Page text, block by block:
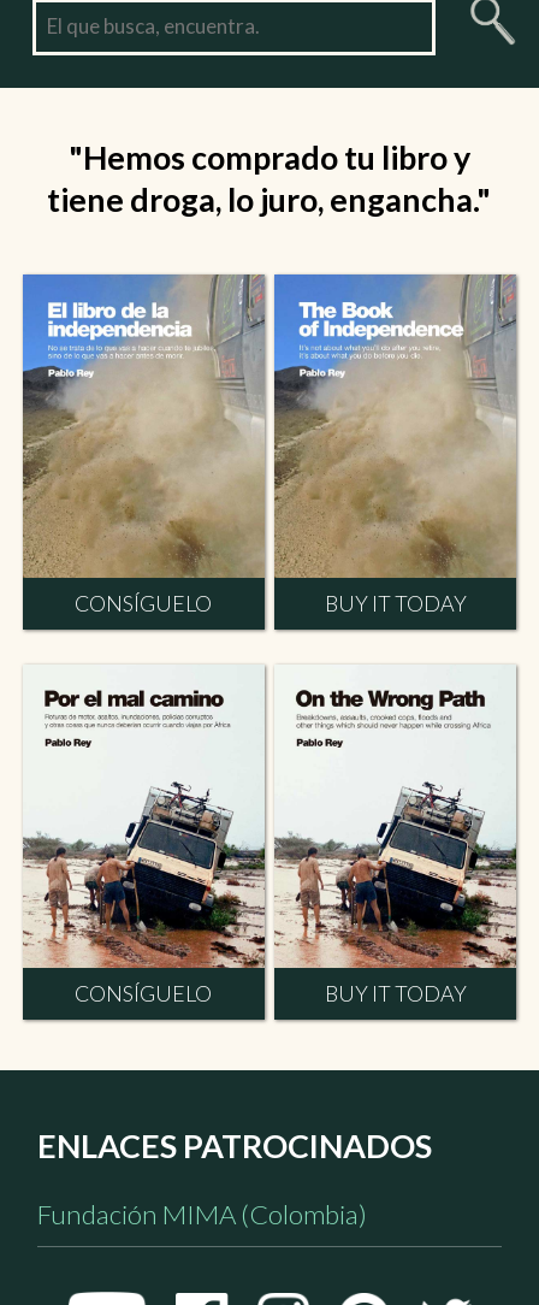
"I've been reading your stories
for 2 hours and can't stop."
CONSÍGUELO BUY IT TODAY
CONSÍGUELO BUY IT TODAY
ENLACES PATROCINADOS
Fundación MIMA (Colombia)